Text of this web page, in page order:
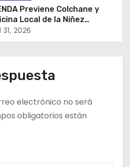
Previene Colchane y
Local de la Niñez
el buen uso del
31, 2026
electrónico no será
obligatorios están